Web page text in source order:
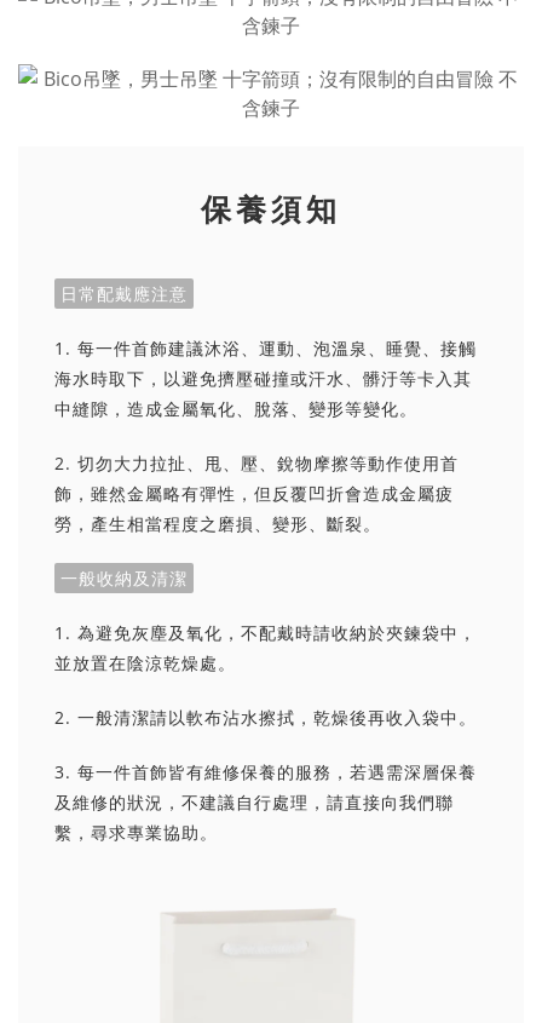
保養須知
日常配戴應注意
1. 每一件首飾建議沐浴、運動、泡溫泉、睡覺、接觸
海水時取下，以避免擠壓碰撞或汗水、髒汙等卡入其
中縫隙，造成金屬氧化、脫落、變形等變化。
2. 切勿大力拉扯、甩、壓、銳物摩擦等動作使用首
飾，雖然金屬略有彈性，但反覆凹折會造成金屬疲
勞，產生相當程度之磨損、變形、斷裂。
一般收納及清潔
1. 為避免灰塵及氧化，不配戴時請收納於夾鍊袋中，
並放置在陰涼乾燥處。
2. 一般清潔請以軟布沾水擦拭，乾燥後再收入袋中。
3. 每一件首飾皆有維修保養的服務，若遇需深層保養
及維修的狀況，不建議自行處理，請直接向我們聯
繫，尋求專業協助。